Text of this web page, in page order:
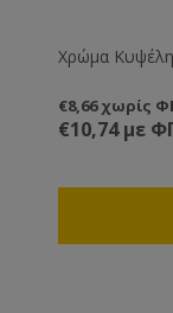
Χρώμα
€8,66 χωρίς
€10,74 με